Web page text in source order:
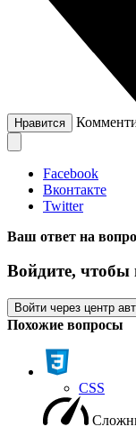
Нравится
Facebook
Вконтакте
Twitter
Ваш ответ на
Войдите, чтобы
Войти через центр
Похожие вопросы
CSS